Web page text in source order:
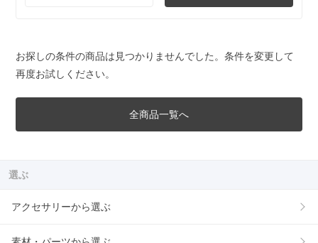
お探しの条件の商品は見つかりませんでした。条件を変更して
再度お試しください。
全商品一覧へ
選ぶ
アクセサリーから選ぶ